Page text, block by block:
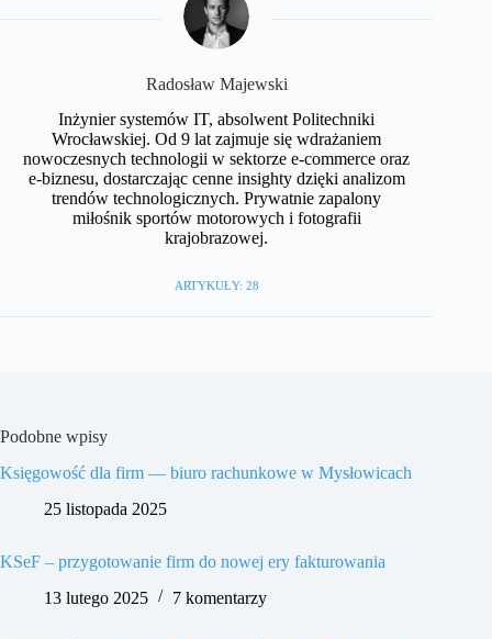
Radosław Majewski
Inżynier systemów IT, absolwent Politechniki
Wrocławskiej. Od 9 lat zajmuje się wdrażaniem
nowoczesnych technologii w sektorze e-commerce oraz
e-biznesu, dostarczając cenne insighty dzięki analizom
trendów technologicznych. Prywatnie zapalony
miłośnik sportów motorowych i fotografii
krajobrazowej.
ARTYKUŁY: 28
Podobne wpisy
Księgowość dla firm — biuro rachunkowe w Mysłowicach
25 listopada 2025
KSeF – przygotowanie firm do nowej ery fakturowania
13 lutego 2025
7 komentarzy